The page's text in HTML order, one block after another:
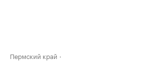
Пермский край